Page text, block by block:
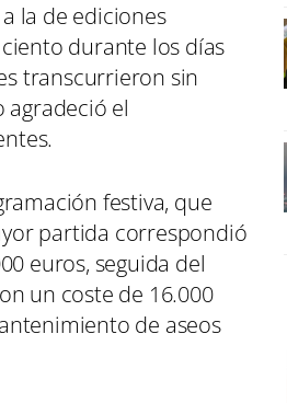
la de ediciones
durante los días
transcurrieron sin
agradeció el
festiva, que
partida correspondió
euros, seguida del
un coste de 16.000
de aseos